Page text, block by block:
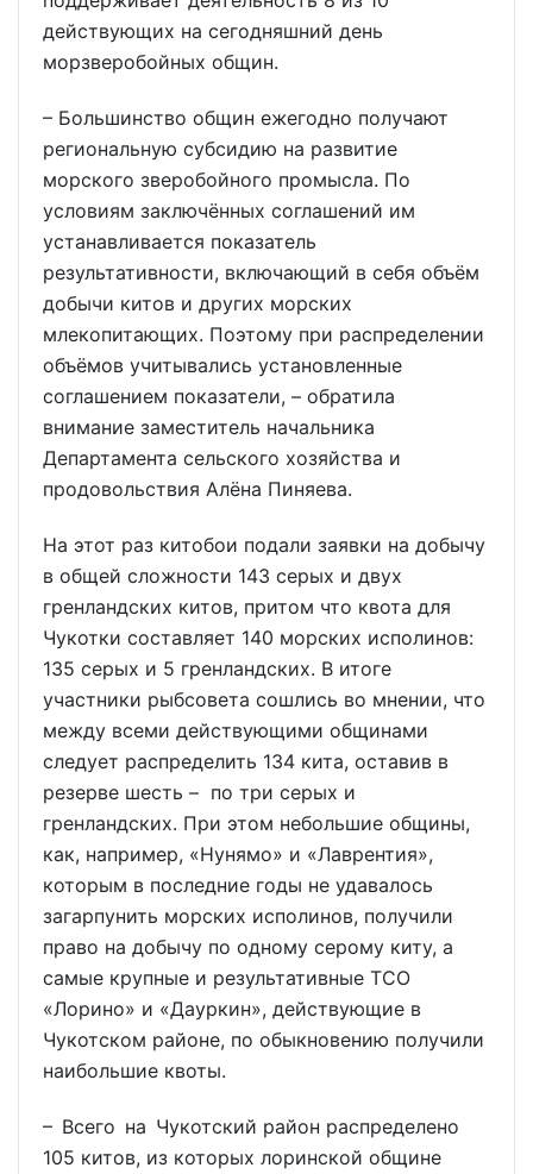
действующих на сегодняшний день
морзверобойных общин.
– Большинство общин ежегодно получают
региональную субсидию на развитие
морского зверобойного промысла. По
условиям заключённых соглашений им
устанавливается показатель
результативности, включающий в себя объём
добычи китов и других морских
млекопитающих. Поэтому при распределении
объёмов учитывались установленные
соглашением показатели, – обратила
внимание заместитель начальника
Департамента сельского хозяйства и
продовольствия Алёна Пиняева.
На этот раз китобои подали заявки на добычу
в общей сложности 143 серых и двух
гренландских китов, притом что квота для
Чукотки составляет 140 морских исполинов:
135 серых и 5 гренландских. В итоге
участники рыбсовета сошлись во мнении, что
между всеми действующими общинами
следует распределить 134 кита, оставив в
резерве шесть – по три серых и
гренландских. При этом небольшие общины,
как, например, «Нунямо» и «Лаврентия»,
которым в последние годы не удавалось
загарпунить морских исполинов, получили
право на добычу по одному серому киту, а
самые крупные и результативные ТСО
«Лорино» и «Дауркин», действующие в
Чукотском районе, по обыкновению получили
наибольшие квоты.
– Всего на Чукотский район распределено
105 китов, из которых лоринской общине